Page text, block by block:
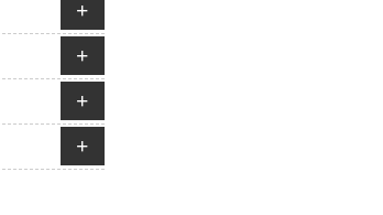
+
+
+
+